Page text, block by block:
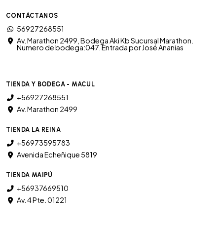
CONTÁCTANOS
56927268551
Av. Marathon 2499, Bodega Aki Kb Sucursal Marathon.
Numero de bodega:047. Entrada por José Ananias
TIENDA Y BODEGA - MACUL
+56927268551
Av. Marathon 2499
TIENDA LA REINA
+56973595783
Avenida Echeñique 5819
TIENDA MAIPÚ
+56937669510
Av. 4 Pte. 01221